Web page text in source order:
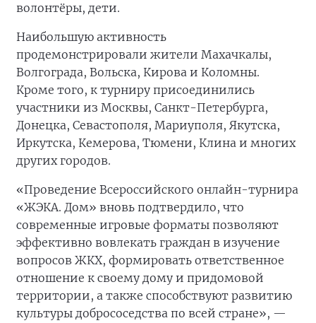
волонтёры, дети.
Наибольшую активность
продемонстрировали жители Махачкалы,
Волгограда, Вольска, Кирова и Коломны.
Кроме того, к турниру присоединились
участники из Москвы, Санкт-Петербурга,
Донецка, Севастополя, Мариуполя, Якутска,
Иркутска, Кемерова, Тюмени, Клина и многих
других городов.
«Проведение Всероссийского онлайн-турнира
«ЖЭКА. Дом» вновь подтвердило, что
современные игровые форматы позволяют
эффективно вовлекать граждан в изучение
вопросов ЖКХ, формировать ответственное
отношение к своему дому и придомовой
территории, а также способствуют развитию
культуры добрососедства по всей стране», —